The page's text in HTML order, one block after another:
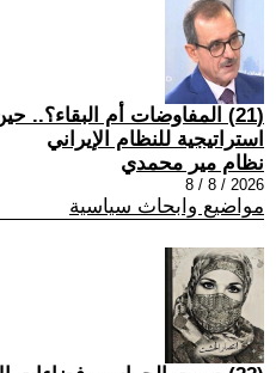
(21) المفاوضات أم البقاء؟..
استراتيجية للنظام الإيراني
نظام مير محمدي
2026 / 8 / 8
مواضيع وابحاث سياسية